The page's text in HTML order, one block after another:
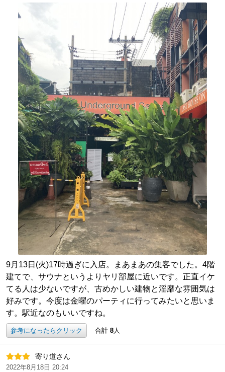
9月13日(火)17時過ぎに入店。まあまあの集客でした。4階
建てで、サウナというよりヤリ部屋に近いです。正直イケ
てる人は少ないですが、古めかしい建物と淫靡な雰囲気は
好みです。今度は金曜のパーティに行ってみたいと思いま
す。駅近なのもいいですね。
参考になったらクリック 合計 8人
寄り道さん
2022年8月18日 20:24